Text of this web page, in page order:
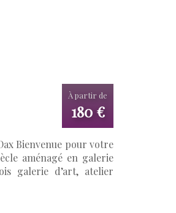
À partir de
180 €
Bienvenue pour votre
aménagé en galerie
galerie d’art, atelier